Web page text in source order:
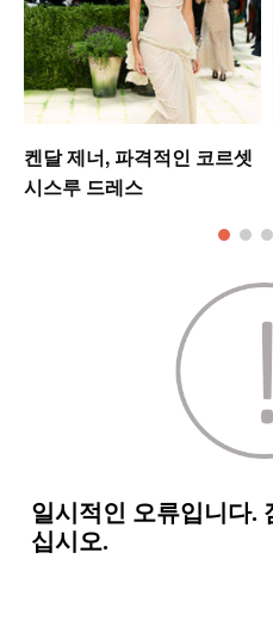
켄달 제너, 파격적인 코르셋
시스루 드레스